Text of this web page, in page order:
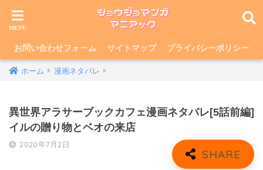
お問い合わせフォーム サイトマップ プライバシーポリシー
ホーム 漫画ネタバレ
異世界アラサーブックカフェ漫画ネタバレ[5話前編]
イルの贈り物とベオの来店
2020年7月2日